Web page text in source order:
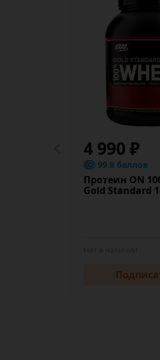
4 990 ₽
99.8 баллов
Протеин ON
Gold Standard